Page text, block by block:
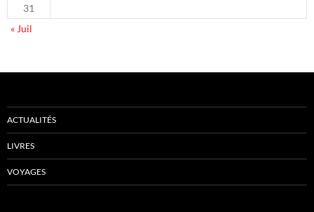
31
« Juil
ACTUALITÉS
LIVRES
VOYAGES